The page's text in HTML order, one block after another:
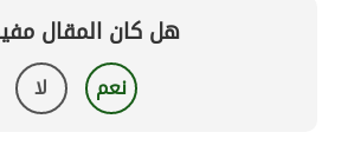
هل كان المقال
نعم لا